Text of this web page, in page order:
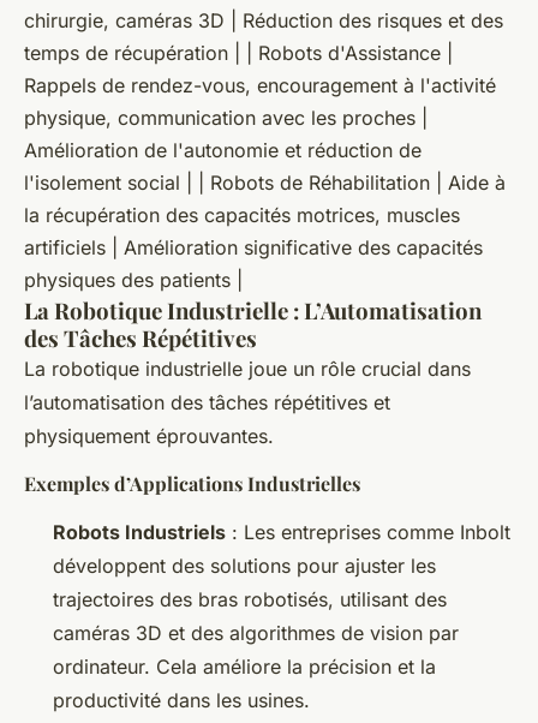
chirurgie, caméras 3D | Réduction des risques et des
temps de récupération | | Robots d'Assistance |
Rappels de rendez-vous, encouragement à l'activité
physique, communication avec les proches |
Amélioration de l'autonomie et réduction de
l'isolement social | | Robots de Réhabilitation | Aide à
la récupération des capacités motrices, muscles
artificiels | Amélioration significative des capacités
physiques des patients |
La Robotique Industrielle : L’Automatisation
des Tâches Répétitives
La robotique industrielle joue un rôle crucial dans
l’automatisation des tâches répétitives et
physiquement éprouvantes.
Exemples d’Applications Industrielles
Robots Industriels : Les entreprises comme Inbolt
développent des solutions pour ajuster les
trajectoires des bras robotisés, utilisant des
caméras 3D et des algorithmes de vision par
ordinateur. Cela améliore la précision et la
productivité dans les usines.